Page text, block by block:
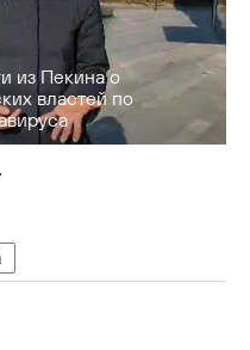
из Пекина о
властей по